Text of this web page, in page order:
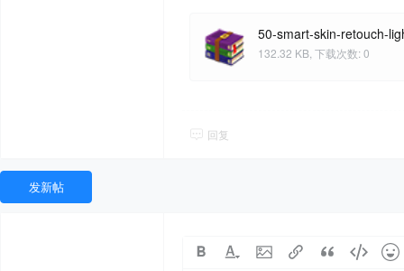
50-smart-skin-retouch-
132.32 KB, 下载次数: 0
回复
发新帖